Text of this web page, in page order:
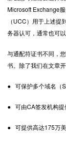
Microsoft Exchange
（UCC）用于上述
务器认可，通常也可
与通配符证书不同，
书。除了我们在文章
● 可保护多个域名（
● 可由CA签发机构提
● 可提供高达175万